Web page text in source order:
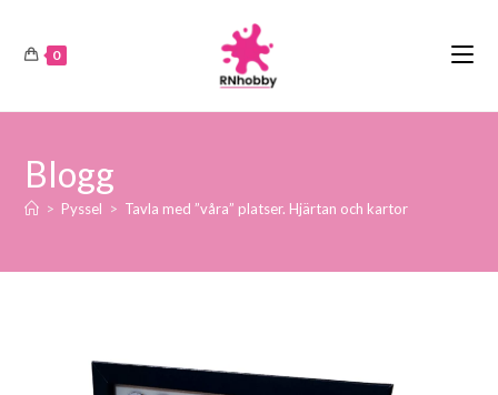
0
Blogg
> Pyssel > Tavla med ”våra” platser. Hjärtan och kartor